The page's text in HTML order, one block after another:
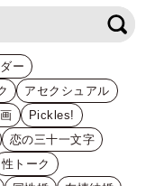
ー
アセクシュアル
Pickles!
恋の三十一文字
性トーク